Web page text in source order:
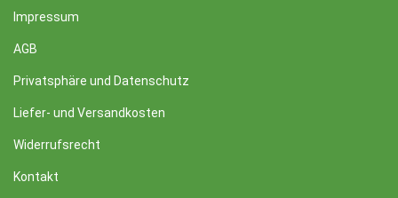
Impressum
AGB
Privatsphäre und Datenschutz
Liefer- und Versandkosten
Widerrufsrecht
Kontakt